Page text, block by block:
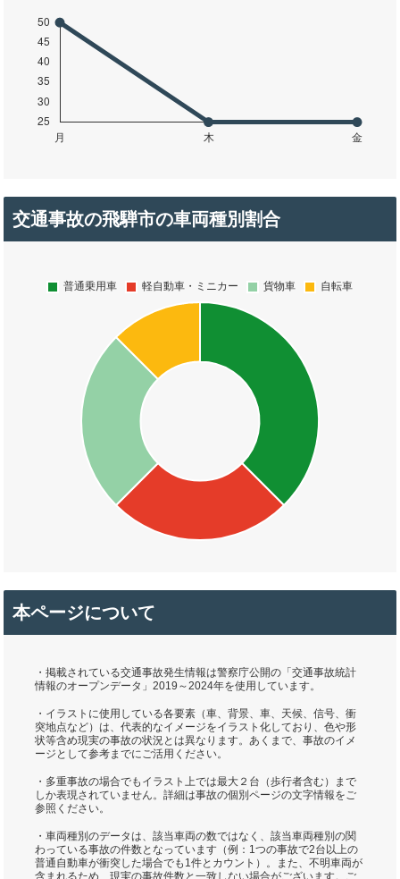
交通事故の飛騨市の車両種別割合
本ページについて
・掲載されている交通事故発生情報は警察庁公開の「交通事故統計
情報のオープンデータ」2019～2024年を使用しています。
・イラストに使用している各要素（車、背景、車、天候、信号、衝
突地点など）は、代表的なイメージをイラスト化しており、色や形
状等含め現実の事故の状況とは異なります。あくまで、事故のイメ
ージとして参考までにご活用ください。
・多重事故の場合でもイラスト上では最大２台（歩行者含む）まで
しか表現されていません。詳細は事故の個別ページの文字情報をご
参照ください。
・車両種別のデータは、該当車両の数ではなく、該当車両種別の関
わっている事故の件数となっています（例：1つの事故で2台以上の
普通自動車が衝突した場合でも1件とカウント）。また、不明車両が
含まれるため、現実の事故件数と一致しない場合がございます。ご